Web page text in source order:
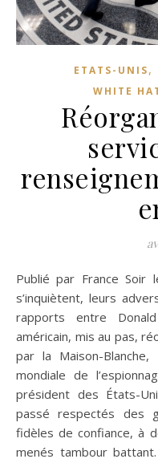
ETATS-UNIS,
WHITE
Publié par France Soir le 9 avril 2025 Les Occidentaux
s’inquiètent, leurs
rapports entre
américain, mis au pas,
par la Maison-
mondiale de
président des États-
passé respectés des
fidèles de confiance, à
menés tambour